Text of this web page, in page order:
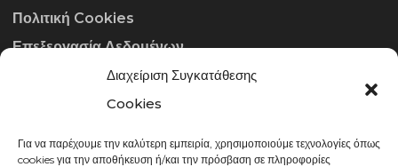
Διαχείριση Συγκατάθεσης
Cookies
Για να παρέχουμε την καλύτερη εμπειρία, χρησιμοποιούμε τεχνολογίες όπως
cookies για την αποθήκευση ή/και την πρόσβαση σε πληροφορίες
Πολιτική Cookies
Επεξεργασία Δεδομένων
ΣΤΟΙΧΕΊΑ ΕΠΙΚΟΙΝΩΝΊΑΣ
info@gowithraw.gr